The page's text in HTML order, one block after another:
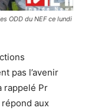
ODD du NEF ce lundi
pas l’avenir
rappelé Pr
aux